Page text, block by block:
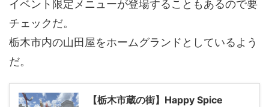
イベント限定メニューが登場することもあるので要
チェックだ。
栃木市内の山田屋をホームグランドとしているよう
だ。
【栃木市蔵の街】Happy Spice